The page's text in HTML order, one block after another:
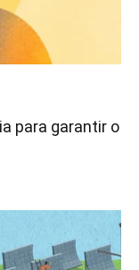
para garantir o